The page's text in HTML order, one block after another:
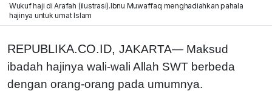
Wukuf haji di Arafah (ilustrasi).Ibnu Muwaffaq menghadiahkan pahala
hajinya untuk umat Islam
REPUBLIKA.CO.ID, JAKARTA— Maksud
ibadah hajinya wali-wali Allah SWT berbeda
dengan orang-orang pada umumnya.